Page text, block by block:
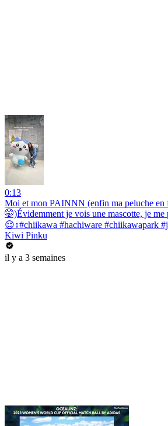
0:13
Moi et mon PAINNN (enfin ma peluche en
🤭)Évidemment je vois une mascotte, je me
😌↕️#chiikawa #hachiware #chiikawapark
Kiwi Pinku
il y a 3 semaines